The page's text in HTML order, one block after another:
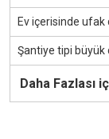
Ev içerisinde ufak
Şantiye tipi büyük
Daha Fazlası